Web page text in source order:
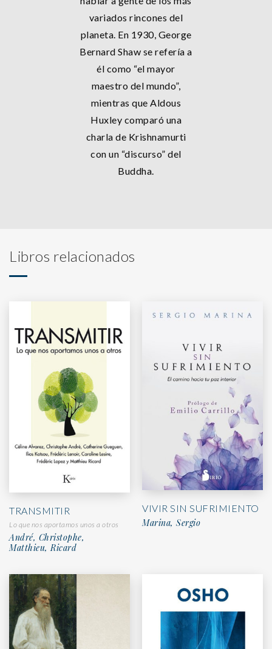
variados rincones del
planeta. En 1930, George
Bernard Shaw se refería a
él como “el mayor
maestro del mundo”,
mientras que Aldous
Huxley comparó una
charla de Krishnamurti
con un “discurso” del
Buddha.
Libros relacionados
TRANSMITIR
Lo que nos aportamos unos a otros
André, Christophe,
Matthieu, Ricard
VIVIR SIN SUFRIMIENTO
Marina, Sergio